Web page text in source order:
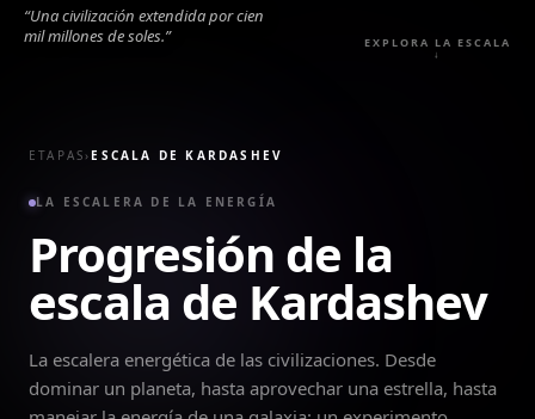
“Una civilización extendida por cien
mil millones de soles.”
EXPLORA LA ESCALA
↓
ETAPAS › ESCALA DE KARDASHEV
LA ESCALERA DE LA ENERGÍA
Progresión de la
escala de Kardashev
La escalera energética de las civilizaciones. Desde
dominar un planeta, hasta aprovechar una estrella, hasta